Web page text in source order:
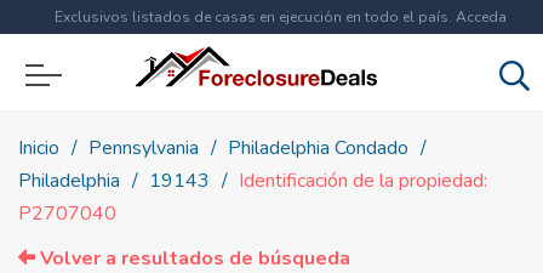
Exclusivos listados de casas en ejecución en todo el país. Acceda
ahora a
Inicio Pennsylvania
Philadelphia Condado
Philadelphia
19143
Identificación de la propiedad:
P2707040
Volver a resultados de búsqueda